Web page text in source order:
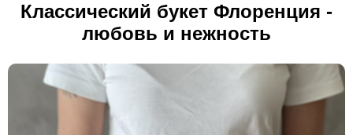
Классический букет Флоренция -
любовь и нежность